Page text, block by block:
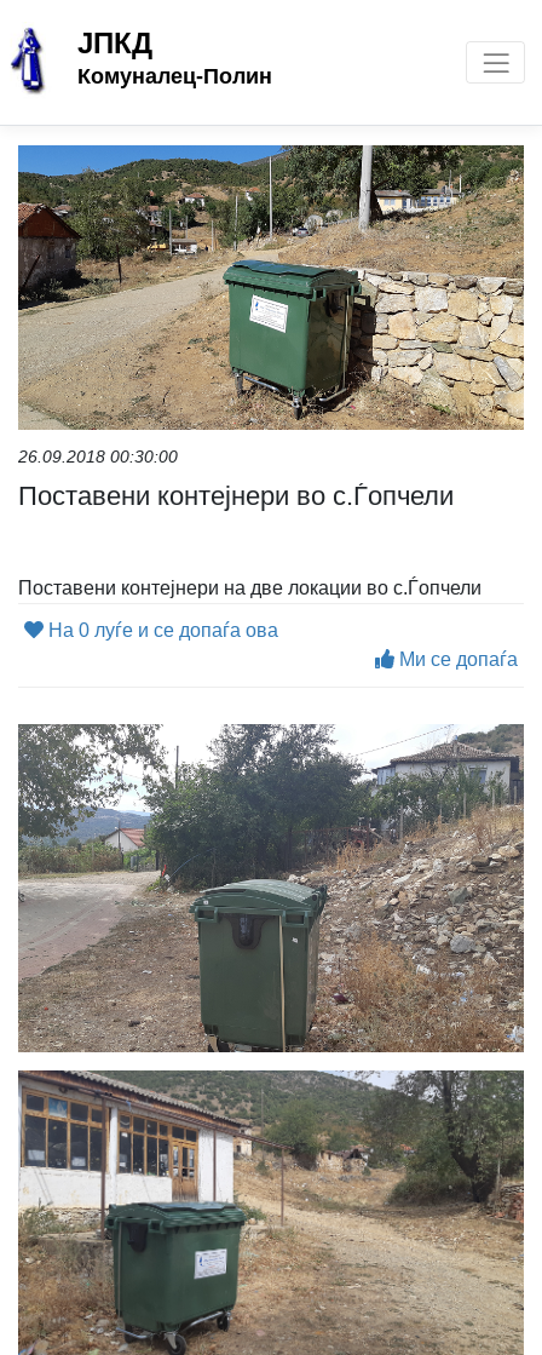
ЈПКД
Комуналец-Полин
26.09.2018 00:30:00
Поставени контејнери во с.Ѓопчели
Поставени контејнери на две локации во с.Ѓопчели
На 0 луѓе и се допаѓа ова
Ми се допаѓа